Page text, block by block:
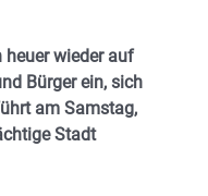
wieder auf
Bürger ein, sich
am Samstag,
Stadt